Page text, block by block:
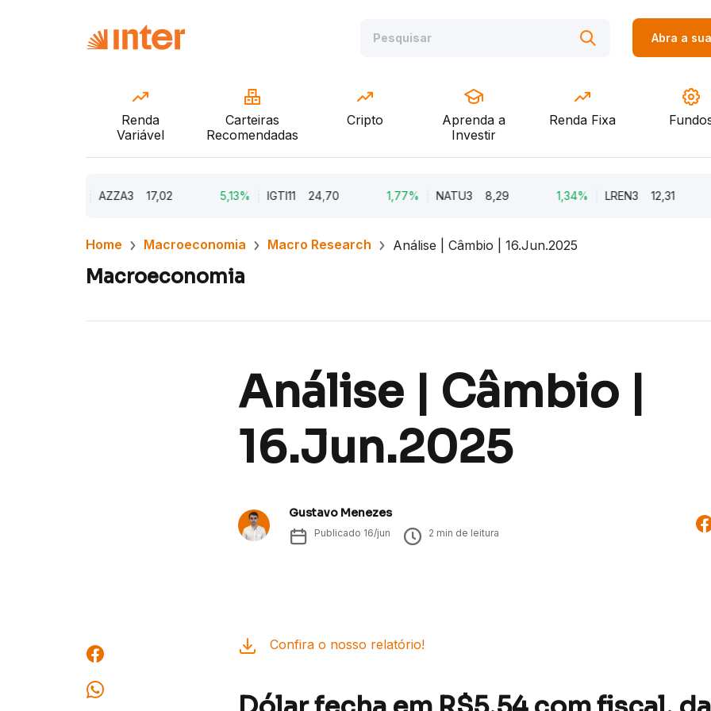
Abra a
Renda
Variável
Carteiras
Recomendadas
Cripto
Aprenda a
Investir
Renda Fixa
AZZA3 17,02 IGTI11 24,70 NATU3 8,29 LREN3 12,31 -
Home Macroeconomia Macro Research Análise | Câmbio | 16.Jun.2025
Macroeconomia
Análise | Câmbio |
16.Jun.2025
Gustavo Menezes
Publicado 16/jun 2 min de leitura
Confira o nosso relatório!